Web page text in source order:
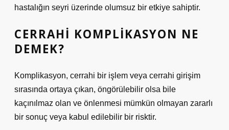
hastalığın seyri üzerinde olumsuz bir etkiye sahiptir.
CERRAHI KOMPLIKASYON NE
DEMEK?
Komplikasyon, cerrahi bir işlem veya cerrahi girişim
sırasında ortaya çıkan, öngörülebilir olsa bile
kaçınılmaz olan ve önlenmesi mümkün olmayan zararlı
bir sonuç veya kabul edilebilir bir risktir.